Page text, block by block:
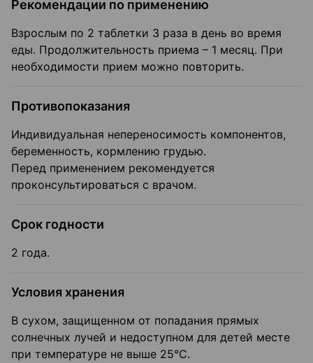
Рекомендации по применению
Взрослым по 2 таблетки 3 раза в день во время
еды. Продолжительность приема – 1 месяц. При
необходимости прием можно повторить.
Противопоказания
Индивидуальная непереносимость компонентов,
беременность, кормлению грудью.
Перед применением рекомендуется
проконсультироваться с врачом.
Срок годности
2 года.
Условия хранения
В сухом, защищенном от попадания прямых
солнечных лучей и недоступном для детей месте
при температуре не выше 25°С.